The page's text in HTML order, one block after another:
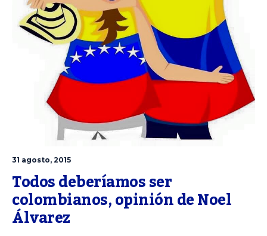
31 agosto, 2015
Todos deberíamos ser
colombianos, opinión de Noel
Álvarez